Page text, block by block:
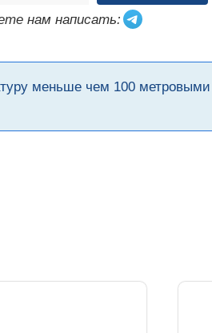
нам написать:
меньше чем 100